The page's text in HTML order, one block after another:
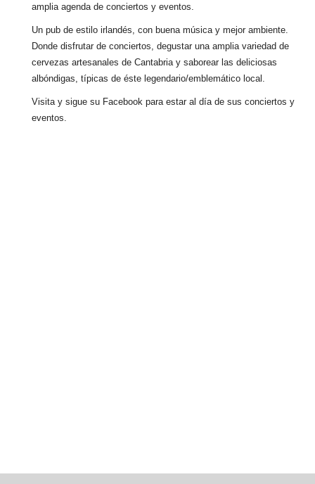
amplia agenda de conciertos y eventos.
Un pub de estilo irlandés, con buena música y mejor ambiente.
Donde disfrutar de conciertos, degustar una amplia variedad de
cervezas artesanales de Cantabria y saborear las deliciosas
albóndigas, típicas de éste legendario/emblemático local.
Visita y sigue su Facebook para estar al día de sus conciertos y
eventos.